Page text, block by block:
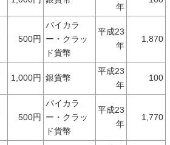
年
500円
バイカラ
ー・クラッ
ド貨幣
平成23
年
1,870
1,000円 銀貨幣
平成23
年
100
500円
バイカラ
ー・クラッ
ド貨幣
平成23
年
1,770